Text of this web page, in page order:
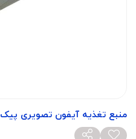
منبع تغذیه آیفون تصویری پیک 386